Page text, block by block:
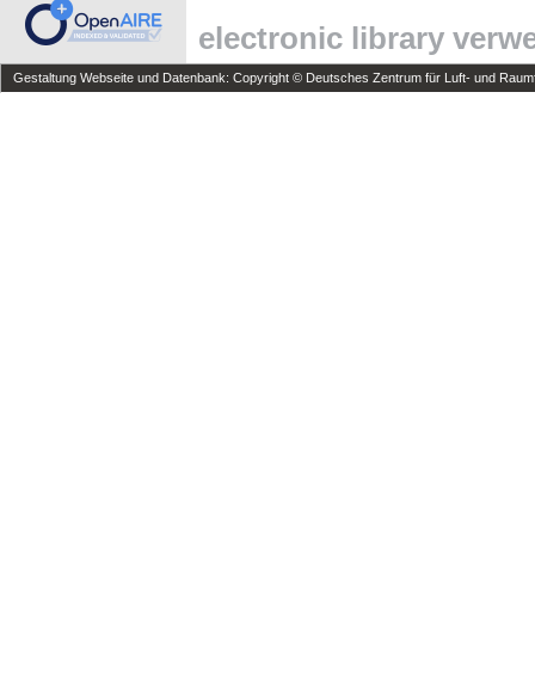
electronic library
Gestaltung Webseite und Datenbank: Copyright © Deutsches Zentrum für Luft- und